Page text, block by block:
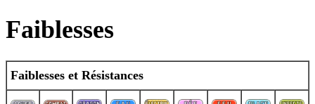
Faiblesses
Faiblesses et Résistances